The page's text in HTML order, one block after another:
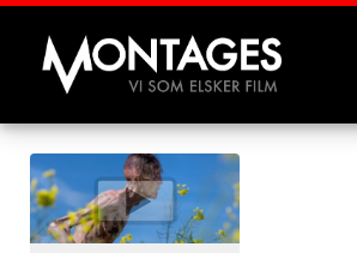
Montages